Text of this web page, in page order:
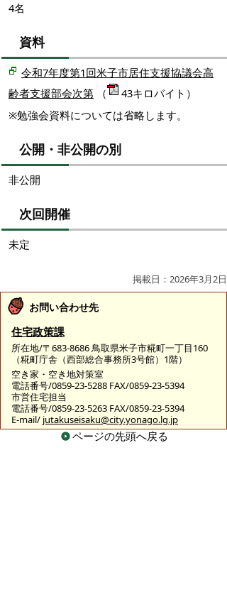
4名
資料
令和7年度第1回米子市居住支援協議会高
齢者支援部会次第 （
43キロバイト）
※勉強会資料については省略します。
公開・非公開の別
非公開
次回開催
未定
掲載日：2026年3月2日
お問い合わせ先
住宅政策課
所在地/〒683-8686 鳥取県米子市糀町一丁目160
（糀町庁舎（西部総合事務所3号館）1階）
空き家・空き地対策室
電話番号/0859-23-5288 FAX/0859-23-5394
市営住宅担当
電話番号/0859-23-5263 FAX/0859-23-5394
E-mail/ jutakuseisaku@city.yonago.lg.jp
ページの先頭へ戻る